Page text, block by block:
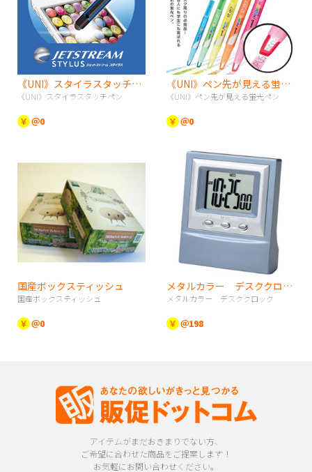
《UNI》スタイラスタッチペン
《UNI》スタイラスタッチペン
￥ ＠0
《UNI》ペン先が見える蛍光ペン
《UNI》ペン先が見える蛍光ペン
￥ ＠0
国産ボックスティッシュ
国産ボックスティッシュ
￥ ＠0
メタルカラー デスククロック
メタルカラー デスククロック
￥ ＠198
アイテムがまだおきまりでない方、
ご希望に合わせた商品をご提案します！
お気軽にお問い合わせください。